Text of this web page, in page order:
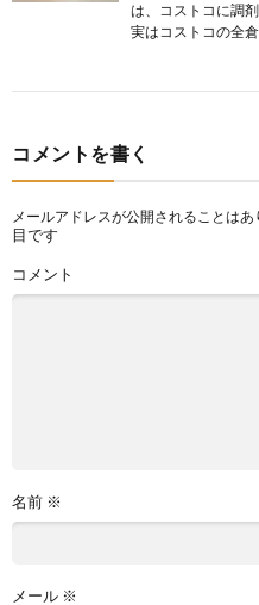
は、コストコに調
実はコストコの全
コメントを書く
メールアドレスが公開されることはあ
目です
コメント
名前 ※
メール ※